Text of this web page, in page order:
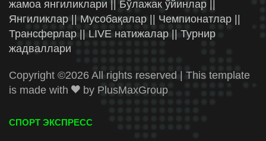
жамоа янгиликлари || Бўлажак ўйинлар ||
Янгиликлар || Мусобақалар || Чемпионатлар ||
Трансферлар || LIVE натижалар || Турнир
жадваллари
Copyright ©2026 All rights reserved | This template
is made with
by PlusMaxGroup
СПОРТ ЭКСПРЕСС